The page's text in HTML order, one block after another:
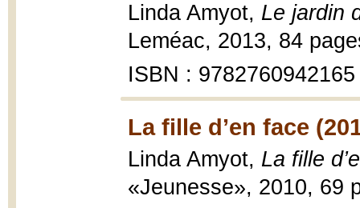
Linda Amyot, Le jardin
Leméac, 2013, 84
ISBN : 9782760942165
La fille d’en face
Linda Amyot, La fille
«Jeunesse», 2010, 69